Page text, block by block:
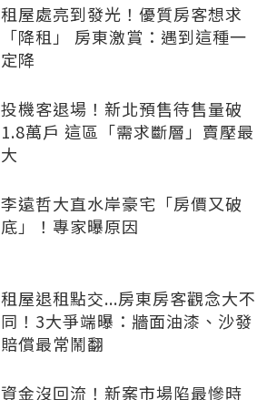
租屋處亮到發光！優質房客想求
「降租」 房東激賞：遇到這種一
定降
投機客退場！新北預售待售量破
1.8萬戶 這區「需求斷層」賣壓最
大
李遠哲大直水岸豪宅「房價又破
底」！專家曝原因
租屋退租點交...房東房客觀念大不
同！3大爭端曝：牆面油漆、沙發
賠償最常鬧翻
資金沒回流！新案市場陷最慘時